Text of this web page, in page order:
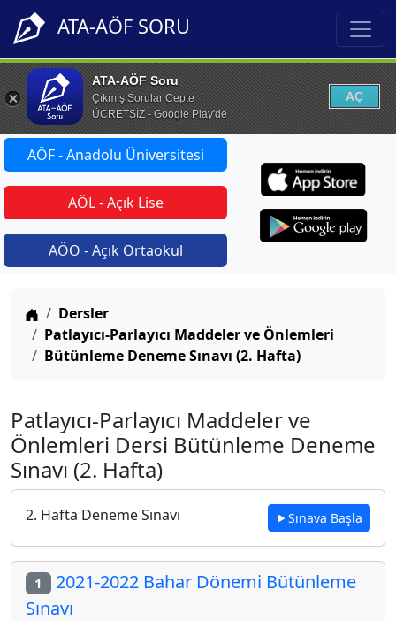
ATA-AÖF SORU
ATA-AÖF Soru
Çıkmış Sorular Cepte
ÜCRETSİZ - Google Play'de
AÇ
AÖF - Anadolu Üniversitesi
AÖL - Açık Lise
AÖO - Açık Ortaokul
Anasayfa
Dersler
Patlayıcı-Parlayıcı Maddeler ve Önlemleri
Bütünleme Deneme Sınavı (2. Hafta)
Patlayıcı-Parlayıcı Maddeler ve
Önlemleri Dersi Bütünleme Deneme
Sınavı (2. Hafta)
2. Hafta Deneme Sınavı Sınava Başla
1 2021-2022 Bahar Dönemi Bütünleme
Sınavı